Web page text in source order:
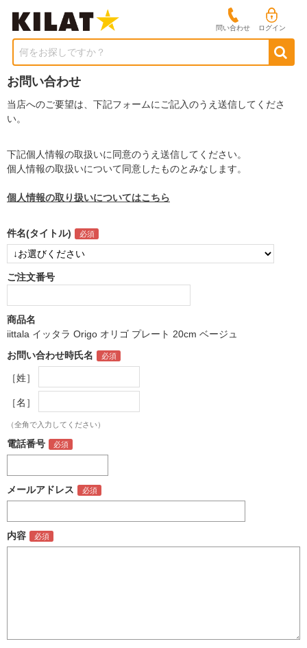
問い合わせ ログイン
何をお探しですか？
お問い合わせ
当店へのご要望は、下記フォームにご記入のうえ送信してくださ
い。
下記個人情報の取扱いに同意のうえ送信してください。
個人情報の取扱いについて同意したものとみなします。
個人情報の取り扱いについてはこちら
件名(タイトル)
ご注文番号
商品名
iittala イッタラ Origo オリゴ プレート 20cm ベージュ
お問い合わせ時氏名
［姓］
［名］
（全角で入力してください）
電話番号
メールアドレス
内容